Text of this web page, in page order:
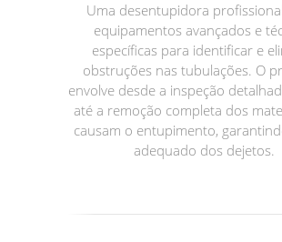
Uma desentupidora
equipamentos avançados e
específicas para identificar e
obstruções nas tubulações. O
envolve desde a inspeção
até a remoção completa dos
causam o entupimento,
adequado dos dejetos.